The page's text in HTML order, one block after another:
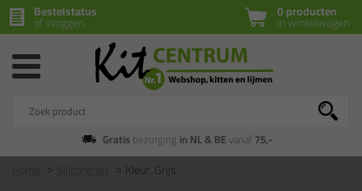
0 producten
in winkelwagen
Bestelstatus
of inloggen
Gratisbezorging in NL & BEvanaf75,-
Kleur: Grijs